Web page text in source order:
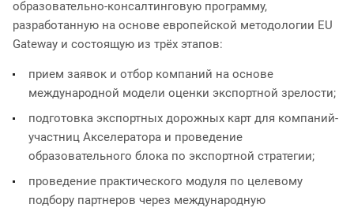
образовательно-консалтинговую программу,
разработанную на основе европейской методологии EU
Gateway и состоящую из трёх этапов:
прием заявок и отбор компаний на основе
международной модели оценки экспортной зрелости;
подготовка экспортных дорожных карт для компаний-
участниц Акселератора и проведение
образовательного блока по экспортной стратегии;
проведение практического модуля по целевому
подбору партнеров через международную